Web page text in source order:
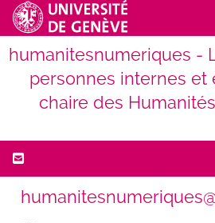
humanitesnumeriques -
personnes internes et
chaire des